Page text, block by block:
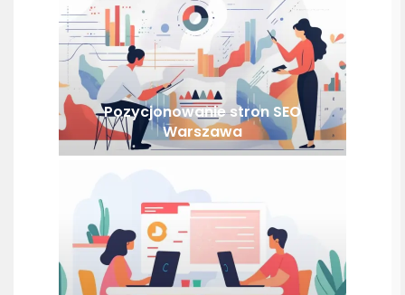
Pozycjonowanie stron SEO
Warszawa